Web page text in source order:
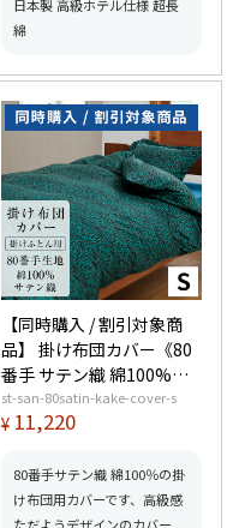
日本製 高級ホテル仕様 超長
綿
【同時購入 / 割引対象商
品】 掛け布団カバー《80
番手 サテン織 綿100%》
シングル
st-san-80satin-kake-cover-s
¥ 11,220
80番手サテン織 綿100％の掛
け布団用カバーです、高級感